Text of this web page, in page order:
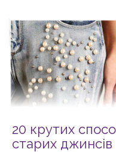
20 крутих
старих джинсів